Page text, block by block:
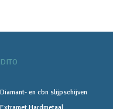
DITO
Diamant- en cbn slijpschijven